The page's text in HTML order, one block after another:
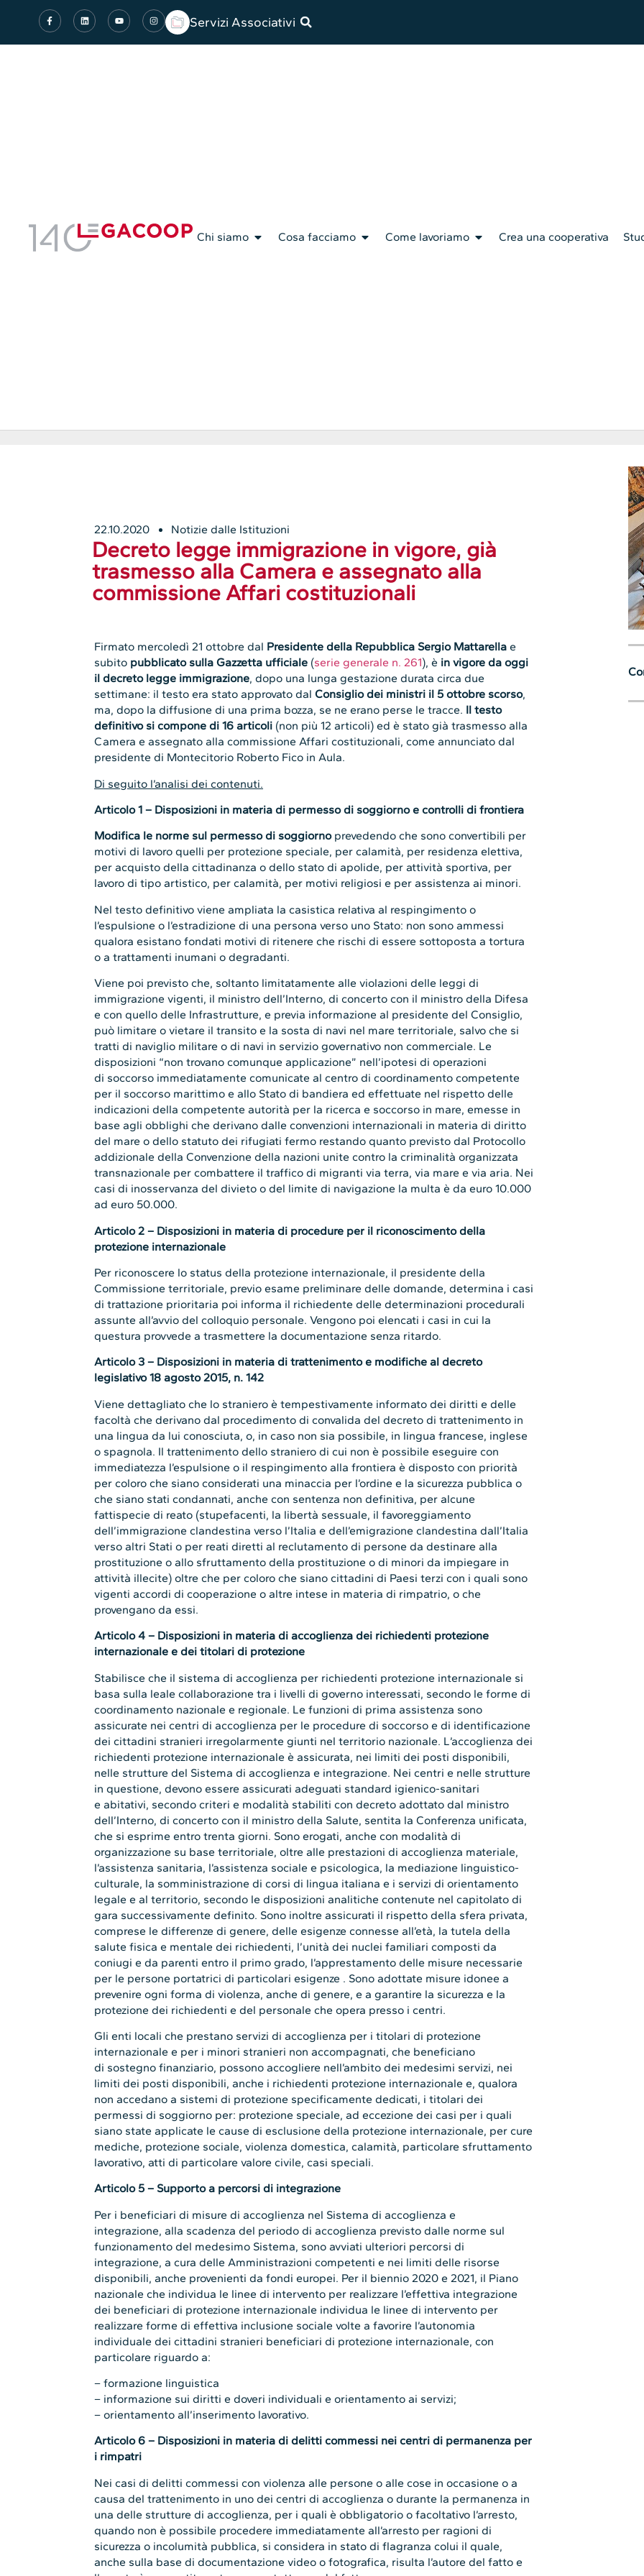
Servizi Associativi
Chi siamo Cosa facciamo Come lavoriamo Crea una cooperativa
22.10.2020 Notizie dalle Istituzioni
Decreto legge immigrazione in vigore, già
trasmesso alla Camera e assegnato alla
commissione Affari costituzionali
Firmato mercoledì 21 ottobre dal Presidente della Repubblica Sergio Mattarellae
subito pubblicato sulla Gazzetta ufficiale (serie generale n. 261), è in vigore da oggi
il decreto legge immigrazione, dopo una lunga gestazione durata circa due
settimane: il testo era stato approvato dalConsiglio dei ministri il 5 ottobre scorso,
ma, dopo la diffusione di una prima bozza, se ne erano perse le tracce. Il testo
definitivo si compone di 16 articoli (non più 12 articoli) ed è stato già trasmesso alla
Camera e assegnato alla commissione Affari costituzionali, come annunciato dal
presidente di Montecitorio Roberto Fico in Aula.
Di seguito l’analisi dei contenuti.
Articolo 1 – Disposizioni in materia di permesso di soggiorno e controlli di frontiera
Modifica le norme sul permesso di soggiornoprevedendo che sono convertibili per
motivi di lavoro quelli per protezione speciale, per calamità, per residenza elettiva,
per acquisto della cittadinanza o dello stato di apolide, per attività sportiva, per
lavoro di tipo artistico, per calamità, per motivi religiosi e per assistenza ai minori.
Nel testo definitivo viene ampliata la casistica relativa al respingimento o
l’espulsione o l’estradizione di una persona verso uno Stato: non sono ammessi
qualora esistano fondati motivi di ritenere che rischi di essere sottoposta a tortura
o a trattamenti inumani o degradanti.
Viene poi previsto che, soltanto limitatamente alle violazioni delle leggi di
immigrazione vigenti, il ministro dell’Interno, di concerto con il ministro della Difesa
e con quello delle Infrastrutture, e previa informazione al presidente del Consiglio,
può limitare o vietare il transito e la sosta di navi nel mare territoriale, salvo che si
tratti di naviglio militare o di navi in servizio governativo non commerciale. Le
disposizioni “non trovano comunque applicazione” nell’ipotesi di operazioni
di soccorso immediatamente comunicate al centro di coordinamento competente
per il soccorso marittimo e allo Stato di bandiera ed effettuate nel rispetto delle
indicazioni della competente autorità per la ricerca e soccorso in mare, emesse in
base agli obblighi che derivano dalle convenzioni internazionali in materia di diritto
del mare o dello statuto dei rifugiati fermo restando quanto previsto dal Protocollo
addizionale della Convenzione della nazioni unite contro la criminalità organizzata
transnazionale per combattere il traffico di migranti via terra, via mare e via aria. Nei
casi di inosservanza del divieto o del limite di navigazione la multa è da euro 10.000
ad euro 50.000.
Articolo 2 – Disposizioni in materia di procedure per il riconoscimento della
protezione internazionale
Per riconoscere lo status della protezione internazionale, il presidente della
Commissione territoriale, previo esame preliminare delle domande, determina i casi
di trattazione prioritaria poi informa il richiedente delle determinazioni procedurali
assunte all’avvio del colloquio personale. Vengono poi elencati i casi in cui la
questura provvede a trasmettere la documentazione senza ritardo.
Articolo 3 – Disposizioni in materia di trattenimento e modifiche al decreto
legislativo 18 agosto 2015, n. 142
Viene dettagliato che lo straniero è tempestivamente informato dei diritti e delle
facoltà che derivano dal procedimento di convalida del decreto di trattenimento in
una lingua da lui conosciuta, o, in caso non sia possibile, in lingua francese, inglese
o spagnola. Il trattenimento dello straniero di cui non è possibile eseguire con
immediatezza l’espulsione o il respingimento alla frontiera è disposto con priorità
per coloro che siano considerati una minaccia per l’ordine e la sicurezza pubblica o
che siano stati condannati, anche con sentenza non definitiva, per alcune
fattispecie di reato (stupefacenti, la libertà sessuale, il favoreggiamento
dell’immigrazione clandestina verso l’Italia e dell’emigrazione clandestina dall’Italia
verso altri Stati o per reati diretti al reclutamento di persone da destinare alla
prostituzione o allo sfruttamento della prostituzione o di minori da impiegare in
attività illecite) oltre che per coloro che siano cittadini di Paesi terzi con i quali sono
vigenti accordi di cooperazione o altre intese in materia di rimpatrio, o che
provengano da essi.
Articolo 4 – Disposizioni in materia di accoglienza dei richiedenti protezione
internazionale e dei titolari di protezione
Stabilisce che il sistema di accoglienza per richiedenti protezione internazionale si
basa sulla leale collaborazione tra i livelli di governo interessati, secondo le forme di
coordinamento nazionale e regionale. Le funzioni di prima assistenza sono
assicurate nei centri di accoglienza per le procedure di soccorso e di identificazione
dei cittadini stranieri irregolarmente giunti nel territorio nazionale. L’accoglienza dei
richiedenti protezione internazionale è assicurata, nei limiti dei posti disponibili,
nelle strutture del Sistema di accoglienza e integrazione. Nei centri e nelle strutture
in questione, devono essere assicurati adeguati standard igienico-sanitari
e abitativi, secondo criteri e modalità stabiliti con decreto adottato dal ministro
dell’Interno, di concerto con il ministro della Salute, sentita la Conferenza unificata,
che si esprime entro trenta giorni. Sono erogati, anche con modalità di
organizzazione su base territoriale, oltre alle prestazioni di accoglienza materiale,
l’assistenza sanitaria, l’assistenza sociale e psicologica, la mediazione linguistico-
culturale, la somministrazione di corsi di lingua italiana e i servizi di orientamento
legale e al territorio, secondo le disposizioni analitiche contenute nel capitolato di
gara successivamente definito. Sono inoltre assicurati il rispetto della sfera privata,
comprese le differenze di genere, delle esigenze connesse all’età, la tutela della
salute fisica e mentale dei richiedenti, l’unità dei nuclei familiari composti da
coniugi e da parenti entro il primo grado, l’apprestamento delle misure necessarie
per le persone portatrici di particolari esigenze . Sono adottate misure idonee a
prevenire ogni forma di violenza, anche di genere, e a garantire la sicurezza e la
protezione dei richiedenti e del personale che opera presso i centri.
Gli enti locali che prestano servizi di accoglienza per i titolari di protezione
internazionale e per i minori stranieri non accompagnati, che beneficiano
di sostegno finanziario, possono accogliere nell’ambito dei medesimi servizi, nei
limiti dei posti disponibili, anche i richiedenti protezione internazionale e, qualora
non accedano a sistemi di protezione specificamente dedicati, i titolari dei
permessi di soggiorno per: protezione speciale, ad eccezione dei casi per i quali
siano state applicate le cause di esclusione della protezione internazionale, per cure
mediche, protezione sociale, violenza domestica, calamità, particolare sfruttamento
lavorativo, atti di particolare valore civile, casi speciali.
Articolo 5 – Supporto a percorsi di integrazione
Per i beneficiari di misure di accoglienza nel Sistema di accoglienza e
integrazione, alla scadenza del periodo di accoglienza previsto dalle norme sul
funzionamento del medesimo Sistema, sono avviati ulteriori percorsi di
integrazione, a cura delle Amministrazioni competenti e nei limiti delle risorse
disponibili, anche provenienti da fondi europei. Per il biennio 2020 e 2021, il Piano
nazionale che individua le linee di intervento per realizzare l’effettiva integrazione
dei beneficiari di protezione internazionale individua le linee di intervento per
realizzare forme di effettiva inclusione sociale volte a favorire l’autonomia
individuale dei cittadini stranieri beneficiari di protezione internazionale, con
particolare riguardo a:
– formazione linguistica
– informazione sui diritti e doveri individuali e orientamento ai servizi;
– orientamento all’inserimento lavorativo.
Articolo 6 – Disposizioni in materia di delitti commessi nei centri di permanenza per
i rimpatri
Nei casi di delitti commessi con violenza alle persone o alle cose in occasione o a
causa del trattenimento in uno dei centri di accoglienza o durante la permanenza in
una delle strutture di accoglienza, per i quali è obbligatorio o facoltativo l’arresto,
quando non è possibile procedere immediatamente all’arresto per ragioni di
sicurezza o incolumità pubblica, si considera in stato di flagranza colui il quale,
anche sulla base di documentazione video o fotografica, risulta l’autore del fatto e